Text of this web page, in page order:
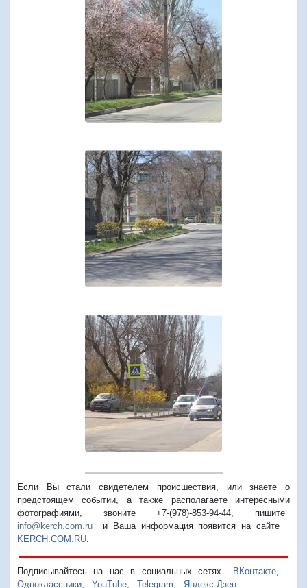
Если Вы стали свидетелем происшествия, или знаете о
предстоящем событии, а также располагаете интересными
фотографиями, звоните +7-(978)-853-94-44, пишите
info@kerch.com.ru и Ваша информация появится на сайте
KERCH.COM.RU
Подписывайтесь на нас в социальных сетях ВКонтакте,
Одноклассники
YouTube Telegram Яндекс.Дзен